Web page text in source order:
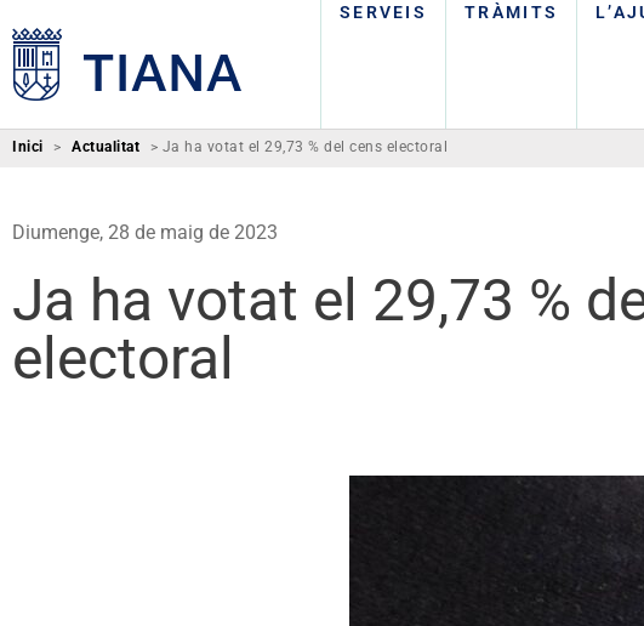
SERVEIS TRÀMITS
Inici > Actualitat > Ja ha votat el 29,73 % del cens electoral
Diumenge, 28 de maig de 2023
Ja ha votat el 29,73 %
electoral